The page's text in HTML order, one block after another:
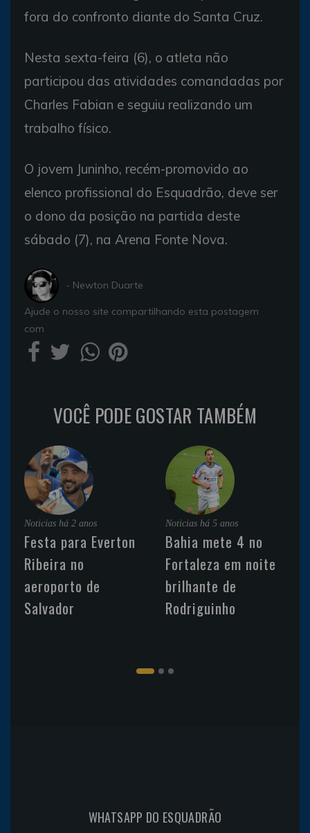
fora do confronto diante do Santa Cruz.
Nesta sexta-feira (6), o atleta não
participou das atividades comandadas por
Charles Fabian e seguiu realizando um
trabalho físico.
O jovem Juninho, recém-promovido ao
elenco profissional do Esquadrão, deve ser
o dono da posição na partida deste
sábado (7), na Arena Fonte Nova.
- Newton Duarte
Ajude o nosso site compartilhando esta postagem
com
VOCÊ PODE GOSTAR TAMBÉM
Noticias há 2 anos
Festa para Everton
Ribeira no
aeroporto de
Salvador
Noticias há 5 anos
Bahia mete 4 no
Fortaleza em noite
brilhante de
Rodriguinho
WHATSAPP DO ESQUADRÃO